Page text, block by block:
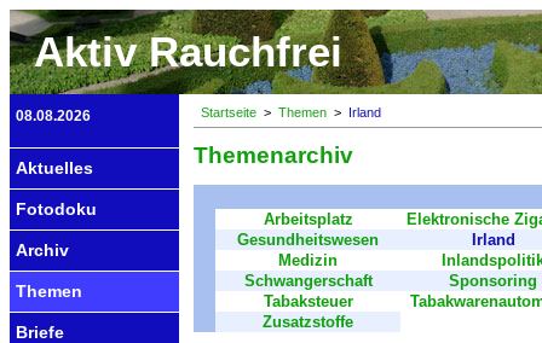
Aktiv Rauchfrei
08.08.2026
Aktuelles
Fotodoku
Archiv
Themen
Briefe
Startseite > Themen > Irland
Themenarchiv
Arbeitsplatz
Elektronische
Gesundheitswesen
Irland
Medizin
Schwangerschaft
Sponsoring
Tabaksteuer
Zusatzstoffe